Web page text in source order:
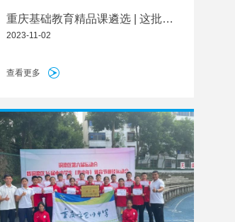
重庆基础教育精品课遴选 | 这批巴
川好课获评市级优课，获推部级优
2023-11-02
查看更多